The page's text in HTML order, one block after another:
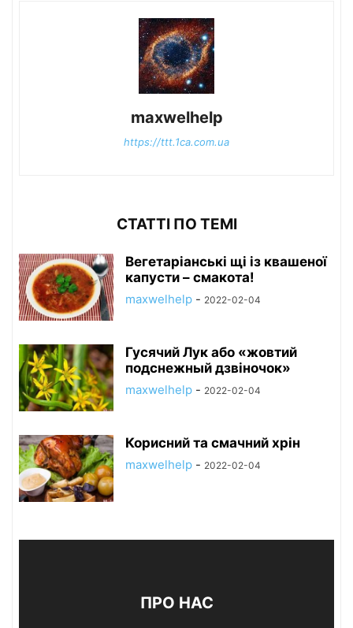
maxwelhelp
https://ttt.1ca.com.ua
СТАТТІ ПО ТЕМІ
Вегетаріанські щі із квашеної
капусти – смакота!
maxwelhelp - 2022-02-04
Гусячий Лук або «жовтий
подснежный дзвіночок»
maxwelhelp - 2022-02-04
Корисний та смачний хрін
maxwelhelp - 2022-02-04
ПРО НАС